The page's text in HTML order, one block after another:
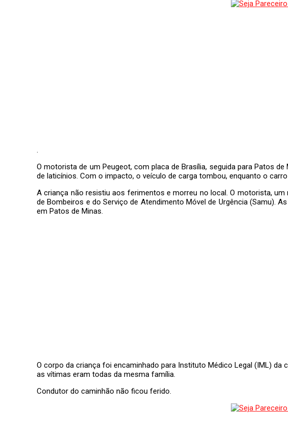
.
O motorista de um Peugeot, com placa de Brasília, seguida para Patos
de laticínios. Com o impacto, o veículo de carga tombou, enquanto o
A criança não resistiu aos ferimentos e morreu no local. O motorista,
de Bombeiros e do Serviço de Atendimento Móvel de Urgência (Samu).
em Patos de Minas.
O corpo da criança foi encaminhado para Instituto Médico Legal (IML)
as vítimas eram todas da mesma família.
Condutor do caminhão não ficou ferido.